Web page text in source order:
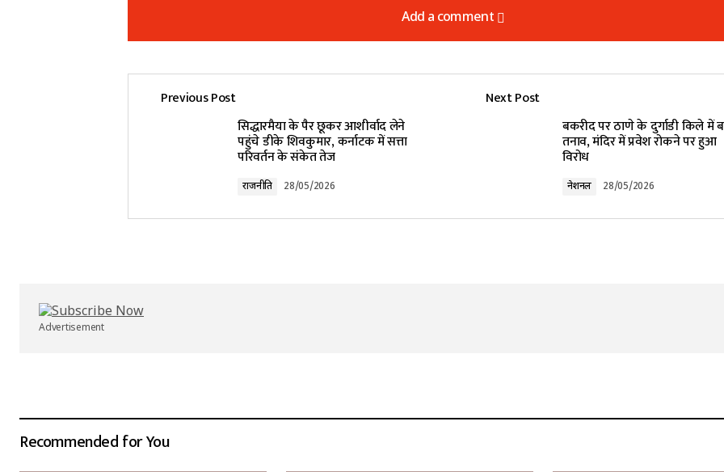
Add a comment
Add a comment
Your email address will not be published. Required fields are marked*
Previous Post
सिद्धारमैया के पैर छूकर आशीर्वाद लेने
पहुंचे डीके शिवकुमार, कर्नाटक में सत्ता
परिवर्तन के संकेत तेज
राजनीति 28/05/2026
Next Post
बकरीद पर ठाणे के दुर्गाडी किले में
तनाव, मंदिर में प्रवेश रोकने पर हुआ
विरोध
नेशनल 28/05/2026
Advertisement
Recommended for You